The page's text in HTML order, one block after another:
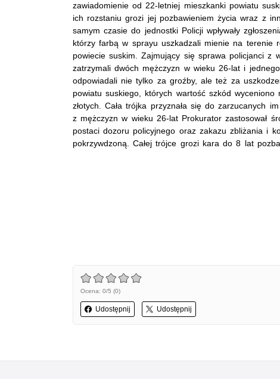
zawiadomienie od 22-letniej mieszkanki powiatu
ich rozstaniu grozi jej pozbawieniem życia wraz z
samym czasie do jednostki Policji wpływały
którzy farbą w sprayu uszkadzali mienie na terenie
powiecie suskim. Zajmujący się sprawa policjanci z
zatrzymali dwóch mężczyzn w wieku 26-lat i
odpowiadali nie tylko za groźby, ale też za
powiatu suskiego, których wartość szkód wyceniono
złotych. Cała trójka przyznała się do zarzucanych
z mężczyzn w wieku 26-lat Prokurator zastosował
postaci dozoru policyjnego oraz zakazu zbliżania i
pokrzywdzoną. Całej trójce grozi kara do 8 lat
Ocena: 0/5 (0)
Udostępnij Udostępnij